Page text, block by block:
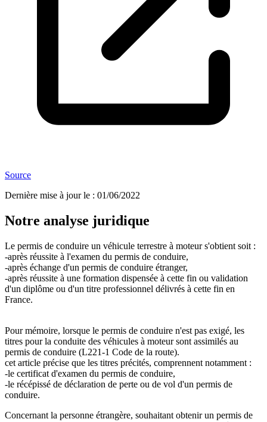
Source
Dernière mise à jour le : 01/06/2022
Notre analyse juridique
Le permis de conduire un véhicule terrestre à moteur s'obtient soit :
-après réussite à l'examen du permis de conduire,
-après échange d'un permis de conduire étranger,
-après réussite à une formation dispensée à cette fin ou validation
d'un diplôme ou d'un titre professionnel délivrés à cette fin en
France.
Pour mémoire, lorsque le permis de conduire n'est pas exigé, les
titres pour la conduite des véhicules à moteur sont assimilés au
permis de conduire (L221-1 Code de la route).
cet article précise que les titres précités, comprennent notamment :
-le certificat d'examen du permis de conduire,
-le récépissé de déclaration de perte ou de vol d'un permis de
conduire.
Concernant la personne étrangère, souhaitant obtenir un permis de